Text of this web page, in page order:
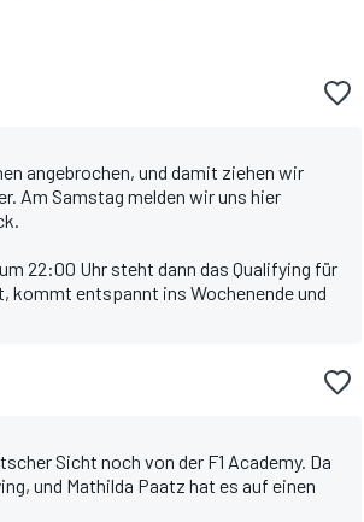
angebrochen, und damit ziehen wir
Am Samstag melden wir uns hier
22:00 Uhr steht dann das Qualifying für
kommt entspannt ins Wochenende und
Sicht noch von der F1 Academy. Da
und Mathilda Paatz hat es auf einen